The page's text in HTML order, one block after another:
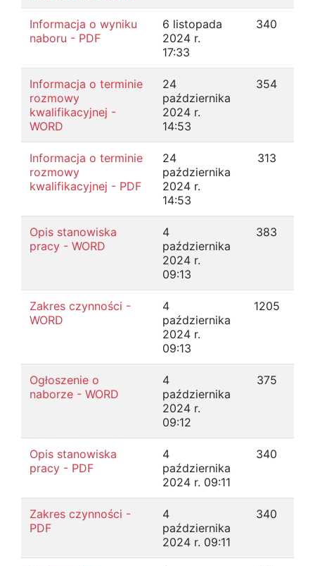
Informacja o wyniku
naboru - PDF
6 listopada
2024 r.
17:33
340
Informacja o terminie
rozmowy
kwalifikacyjnej -
WORD
24
października
2024 r.
14:53
354
Informacja o terminie
rozmowy
kwalifikacyjnej - PDF
24
października
2024 r.
14:53
313
Opis stanowiska
pracy - WORD
4
października
2024 r.
09:13
383
Zakres czynności -
WORD
4
października
2024 r.
09:13
1205
Ogłoszenie o
naborze - WORD
4
października
2024 r.
09:12
375
Opis stanowiska
pracy - PDF
4
października
2024 r. 09:11
340
Zakres czynności -
PDF
4
października
2024 r. 09:11
340